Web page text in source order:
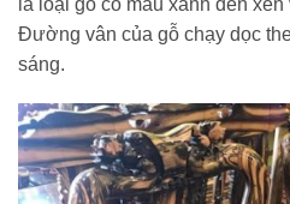
Đường vân của gỗ chạy dọc
sáng.